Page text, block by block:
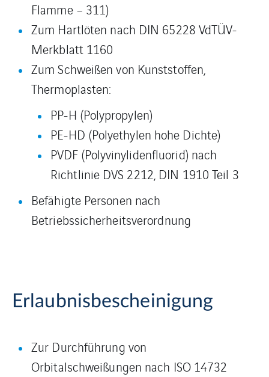
Flamme – 311)
Zum Hartlöten nach DIN 65228 VdTÜV-
Merkblatt 1160
Zum Schweißen von Kunststoffen,
Thermoplasten:
PP-H (Polypropylen)
PE-HD (Polyethylen hohe Dichte)
PVDF (Polyvinylidenfluorid) nach
Richtlinie DVS 2212, DIN 1910 Teil 3
Befähigte Personen nach
Betriebssicherheitsverordnung
Erlaubnisbescheinigung
Zur Durchführung von
Orbitalschweißungen nach ISO 14732